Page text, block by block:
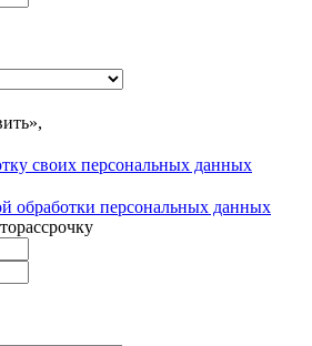
своих персональных данных
обработки персональных данных